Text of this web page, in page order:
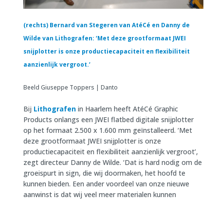
(rechts) Bernard van Stegeren van AtéCé en Danny de
Wilde van Lithografen: ‘Met deze grootformaat JWEI
snijplotter is onze productiecapaciteit en flexibiliteit
aanzienlijk vergroot.’
Beeld Giuseppe Toppers | Danto
Bij Lithografen in Haarlem heeft AtéCé Graphic
Products onlangs een JWEI flatbed digitale snijplotter
op het formaat 2.500 x 1.600 mm geïnstalleerd. ‘Met
deze grootformaat JWEI snijplotter is onze
productiecapaciteit en flexibiliteit aanzienlijk vergroot’,
zegt directeur Danny de Wilde. ‘Dat is hard nodig om de
groeispurt in sign, die wij doormaken, het hoofd te
kunnen bieden. Een ander voordeel van onze nieuwe
aanwinst is dat wij veel meer materialen kunnen